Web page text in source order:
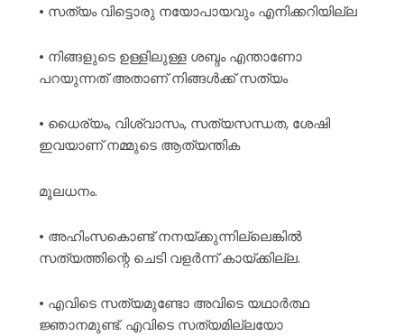
• സത്യം വിട്ടൊരു നയോപായവും എനിക്കറിയില്ല
• നിങ്ങളുടെ ഉള്ളിലുള്ള ശബ്ദം എന്താണോ
പറയുന്നത് അതാണ് നിങ്ങൾക്ക് സത്യം
• ധൈര്യം, വിശ്വാസം, സത്യസന്ധത, ശേഷി
ഇവയാണ് നമ്മുടെ ആത്യന്തിക
മൂലധനം.
• അഹിംസകൊണ്ട് നനയ്ക്കുന്നില്ലെങ്കിൽ
സത്യത്തിന്റെ ചെടി വളർന്ന് കായ്ക്കില്ല.
• എവിടെ സത്യമുണ്ടോ അവിടെ യഥാർത്ഥ
ജ്ഞാനമുണ്ട്. എവിടെ സത്യമില്ലയോ